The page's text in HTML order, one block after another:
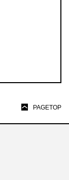
PAGETOP